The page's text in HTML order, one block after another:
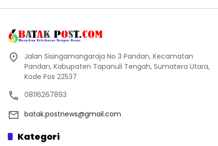
Jalan Sisingamangaraja No 3 Pandan, Kecamatan
Pandan, Kabupaten Tapanuli Tengah, Sumatera Utara,
Kode Pos 22537
08116267893
batak.postnews@gmail.com
Kategori